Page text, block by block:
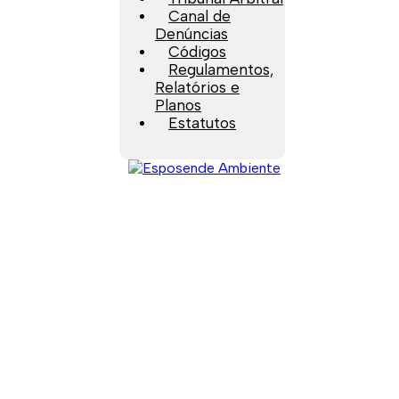
Canal de
Denúncias
Códigos
Regulamentos,
Relatórios e
Planos
Estatutos